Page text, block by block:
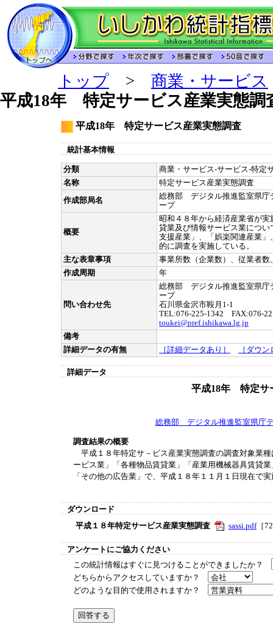
トップ > 商業・サービス
平成18年 特定サービス産業実態調
平成18年 特定サービス産業実態調査
統計基本情報
分類
商業・サービス-サービス-特定
名称
特定サービス産業実態調査
作成部局名
総務部 デジタル推進監室県庁
ープ
概要
昭和４８年から経済産業省が
貸業及び情報サービス業につ
支援産業」、「娯楽関連産業
的に調査を実施している。
主な表章事項
事業所数（企業数）、従業者数
作成周期
年
問い合わせ先
総務部 デジタル推進監室県庁
ープ
石川県金沢市鞍月1-1
TEL:076-225-1342 FAX:076-
toukei@pref.ishikawa.lg.jp
備考
詳細データの有無
［詳細データあり］ ［ダウ
詳細データ
平成18年 特定サ
総務部 デジタル推進監室県庁
調査結果の概要
平成１８年特定サ－ビス産業実態調査の調査対象業
ービス業」「各種物品賃貸業」「産業用機械器具賃貸
「その他の広告業」で、平成１８年１１月１日現在で
ダウンロード
平成１８年特定サービス産業実態調査
sassi.pdf［
アンケートにご協力ください
この統計情報はすぐに見つけることができましたか？
どちらからアクセスしていますか？
どのような目的で使用されますか？